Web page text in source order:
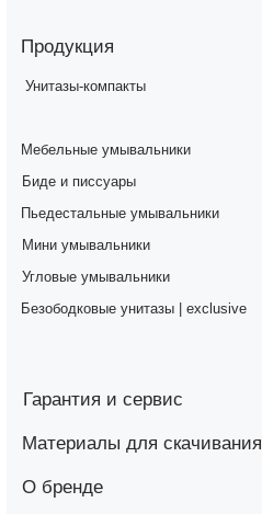
Продукция
Унитазы-компакты
Безободковые унитазы | exclusive
Мебельные умывальники
Пьедестальные умывальники
Мини умывальники
Угловые умывальники
Биде и писсуары
Гарантия и сервис
Материалы для скачивания
О бренде